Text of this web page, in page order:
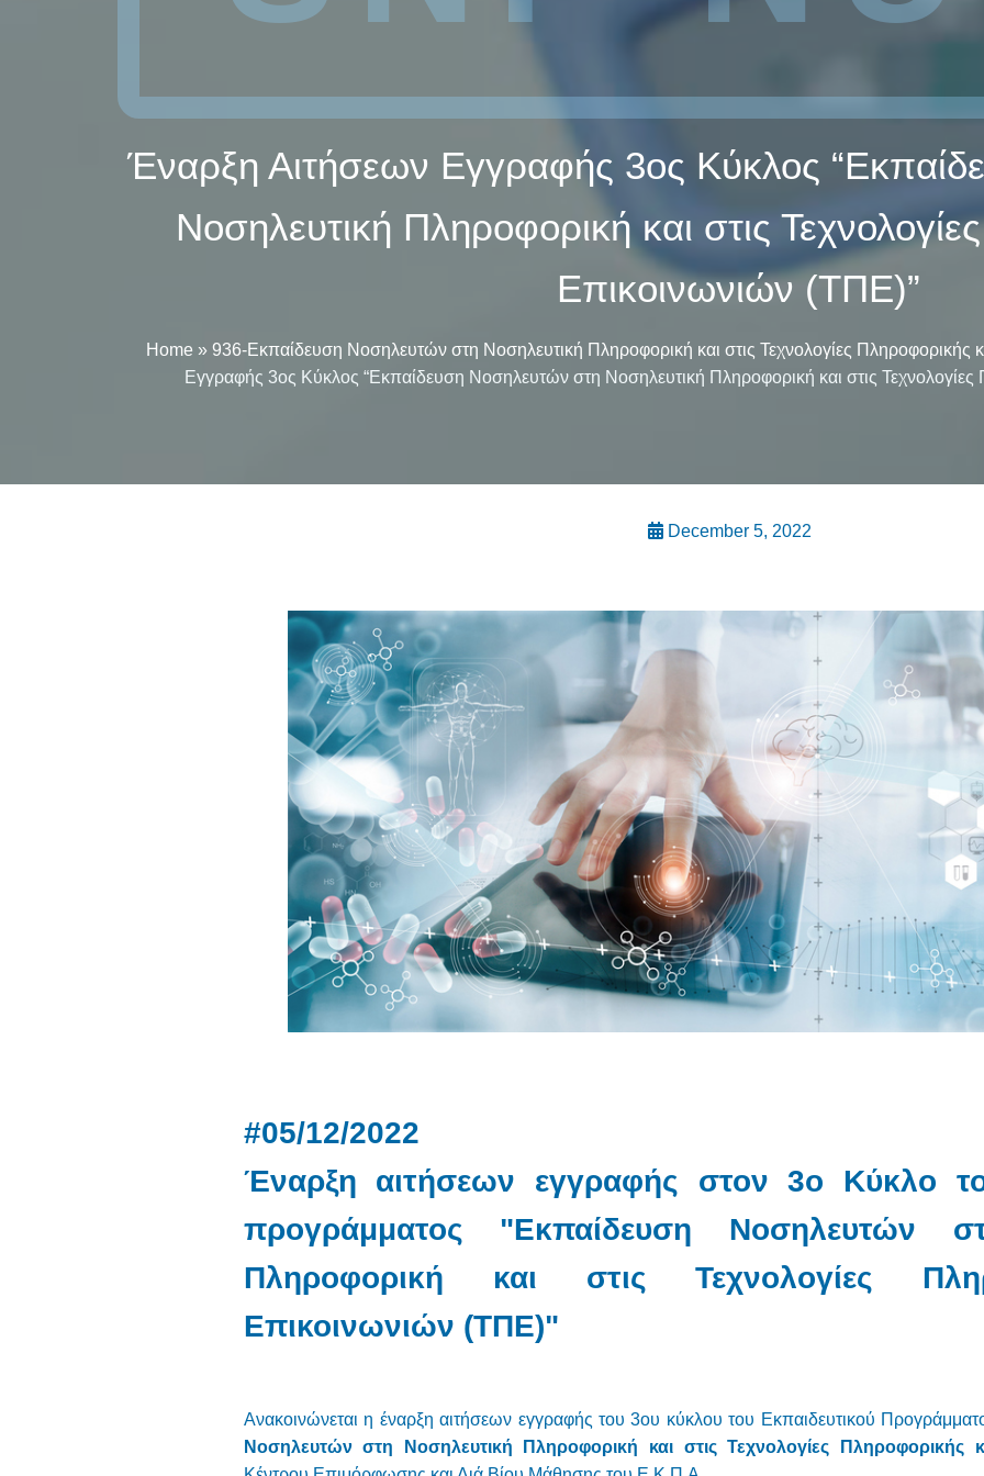
Έναρξη Αιτήσεων Εγγραφής 3ος Κύκλος
Νοσηλευτική Πληροφορική και στις
Επικοινωνιών (ΤΠΕ)”
Home » 936-Εκπαίδευση Νοσηλευτών στη Νοσηλευτική Πληροφορική και στις Τεχνολογίες Πληροφορικής
Εγγραφής 3ος Κύκλος “Εκπαίδευση Νοσηλευτών στη Νοσηλευτική Πληροφορική και στις
December 5, 2022
#05/12/2022
Έναρξη αιτήσεων εγγραφής στον 3ο Κύκλο
προγράμματος "Εκπαίδευση Νοσηλευτών
Πληροφορική και στις Τεχνολογίες
Επικοινωνιών (ΤΠΕ)"
Ανακοινώνεται η έναρξη αιτήσεων εγγραφής του 3ου κύκλου του Εκπαιδευτικού
Νοσηλευτών στη Νοσηλευτική Πληροφορική και στις Τεχνολογίες Πληροφορικής